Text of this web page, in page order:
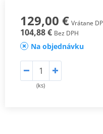
129,00 € Vrátane
104,88 € Bez DPH
Na objednávku
(ks)